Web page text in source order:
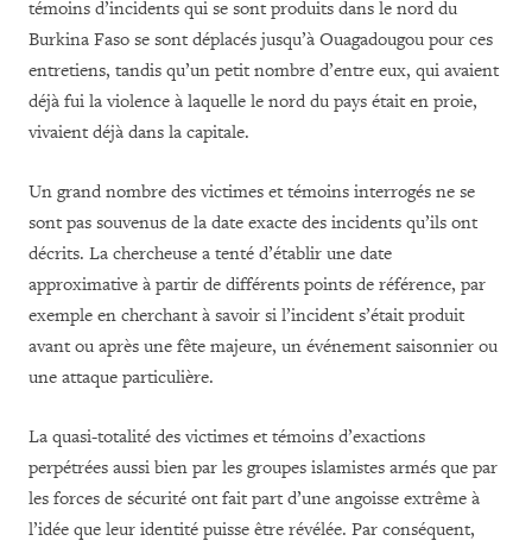
témoins d’incidents qui se sont produits dans le nord du
Burkina Faso se sont déplacés jusqu’à Ouagadougou pour ces
entretiens, tandis qu’un petit nombre d’entre eux, qui avaient
déjà fui la violence à laquelle le nord du pays était en proie,
vivaient déjà dans la capitale.
Un grand nombre des victimes et témoins interrogés ne se
sont pas souvenus de la date exacte des incidents qu’ils ont
décrits. La chercheuse a tenté d’établir une date
approximative à partir de différents points de référence, par
exemple en cherchant à savoir si l’incident s’était produit
avant ou après une fête majeure, un événement saisonnier ou
une attaque particulière.
La quasi-totalité des victimes et témoins d’exactions
perpétrées aussi bien par les groupes islamistes armés que par
les forces de sécurité ont fait part d’une angoisse extrême à
l’idée que leur identité puisse être révélée. Par conséquent,